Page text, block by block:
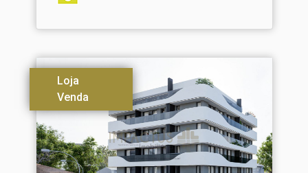
Loja
Venda